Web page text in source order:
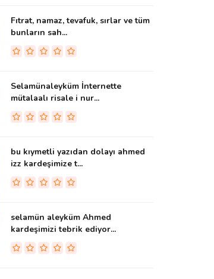
Fıtrat, namaz, tevafuk, sırlar ve tüm
bunların sah...
Selamünaleyküm İnternette
mütalaalı risale i nur...
bu kıymetli yazıdan dolayı ahmed
izz kardeşimize t...
selamün aleyküm Ahmed
kardeşimizi tebrik ediyor...